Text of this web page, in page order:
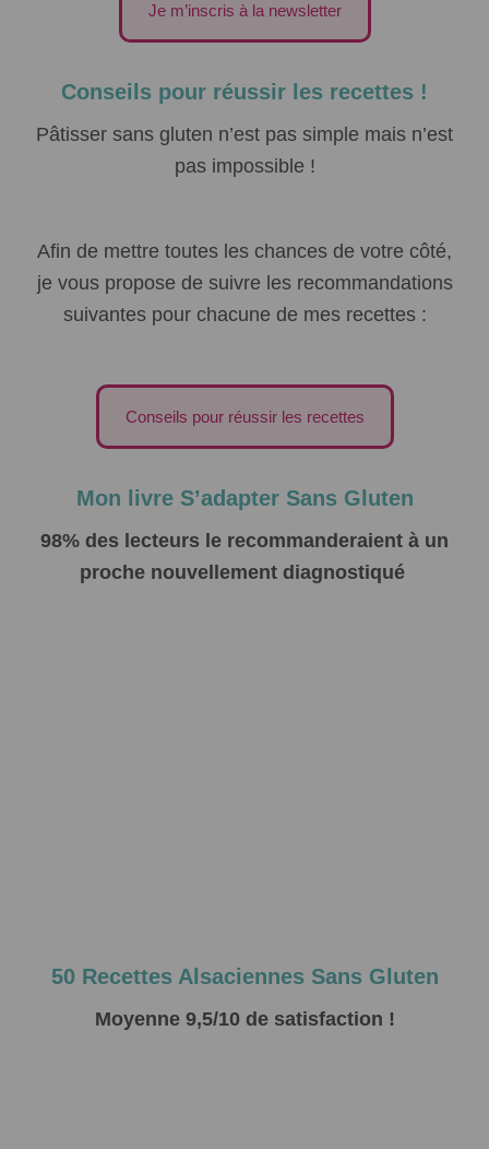
Je m’inscris à la newsletter
Conseils pour réussir les recettes !
Pâtisser sans gluten n’est pas simple mais n’est
pas impossible !
Afin de mettre toutes les chances de votre côté,
je vous propose de suivre les recommandations
suivantes pour chacune de mes recettes :
Conseils pour réussir les recettes
Mon livre S’adapter Sans Gluten
98% des lecteurs le recommanderaient à un
proche nouvellement diagnostiqué
50 Recettes Alsaciennes Sans Gluten
Moyenne 9,5/10 de satisfaction !